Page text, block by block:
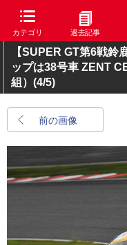
カテゴリ 過去記事
【SUPER GT第6戦鈴
ップは38号車 ZENT
組） (4/5)
前の画像